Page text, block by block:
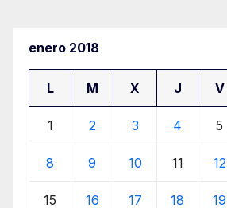
enero 2018
L M X J V
1 2 3 4 5
8 9 10 11 12
15 16 17 18 19